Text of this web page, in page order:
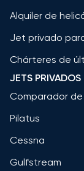
Alquiler de
Jet privado
Chárteres de
JETS PRIVADOS
Comparador
Pilatus
Cessna
Gulfstream